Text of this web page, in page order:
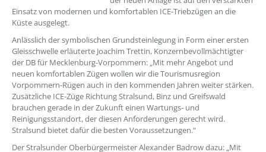
Einsatz von modernen und komfortablen ICE-Triebzügen an die
Küste ausgelegt.
Anlässlich der symbolischen Grundsteinlegung in Form einer ersten
Gleisschwelle erläuterte Joachim Trettin, Konzernbevollmächtigter
der DB für Mecklenburg-Vorpommern: „Mit mehr Angebot und
neuen komfortablen Zügen wollen wir die Tourismusregion
Vorpommern-Rügen auch in den kommenden Jahren weiter stärken.
Zusätzliche ICE-Züge Richtung Stralsund, Binz und Greifswald
brauchen gerade in der Zukunft einen Wartungs- und
Reinigungsstandort, der diesen Anforderungen gerecht wird.
Stralsund bietet dafür die besten Voraussetzungen.“
Der Stralsunder Oberbürgermeister Alexander Badrow dazu: „Mit